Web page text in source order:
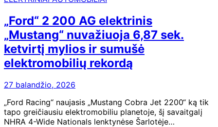
„Ford“ 2 200 AG elektrinis
„Mustang“ nuvažiuoja 6,87 sek.
ketvirtį mylios ir sumušė
elektromobilių rekordą
27 balandžio, 2026
„Ford Racing“ naujasis „Mustang Cobra Jet 2200“ ką tik
tapo greičiausiu elektromobiliu planetoje, šį savaitgalį
NHRA 4-Wide Nationals lenktynėse Šarlotėje…